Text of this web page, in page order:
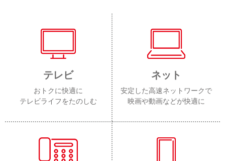
テレビ
おトクに快適に
テレビライフをたのしむ
ネット
安定した高速ネットワークで
映画や動画などが快適に